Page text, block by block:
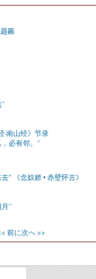
匾
·南山经》节录
必有邻。”
" 《念奴娇 • 赤壁怀古》
”
前に次へ >>